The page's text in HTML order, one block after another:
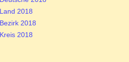
Land 2018
Bezirk 2018
Kreis 2018